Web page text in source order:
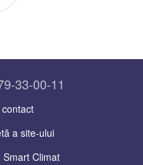
33-00-11
a site-ului
Climat